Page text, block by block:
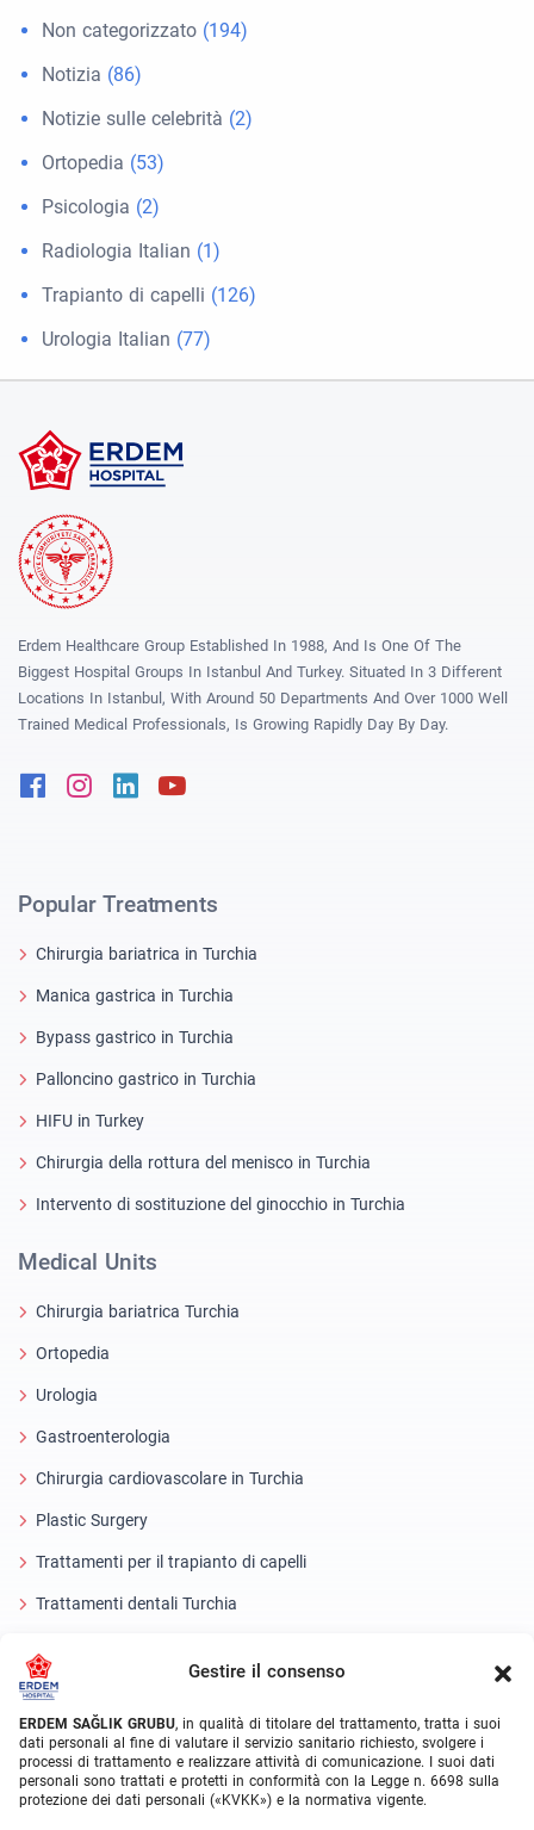
Gestire il consenso
ERDEM SAĞLIK GRUBU, in qualità di titolare del trattamento, tratta i suoi
dati personali al fine di valutare il servizio sanitario richiesto, svolgere i
processi di trattamento e realizzare attività di comunicazione. I suoi dati
personali sono trattati e protetti in conformità con la Legge n. 6698 sulla
protezione dei dati personali («KVKK») e la normativa vigente.
Non categorizzato (194)
Notizia (86)
Notizie sulle celebrità (2)
Ortopedia (53)
Psicologia (2)
Radiologia Italian (1)
Trapianto di capelli (126)
Urologia Italian (77)
Erdem Healthcare Group Established In 1988, And Is One Of The
Biggest Hospital Groups In Istanbul And Turkey. Situated In 3 Different
Locations In Istanbul, With Around 50 Departments And Over 1000 Well
Trained Medical Professionals, Is Growing Rapidly Day By Day.
FacebookInstagram
Linkedin
Popular Treatments
Chirurgia bariatrica in Turchia
Manica gastrica in Turchia
Bypass gastrico in Turchia
Palloncino gastrico in Turchia
HIFU in Turkey
Chirurgia della rottura del menisco in Turchia
Intervento di sostituzione del ginocchio in Turchia
Medical Units
Chirurgia bariatrica Turchia
Ortopedia
Urologia
Gastroenterologia
Chirurgia cardiovascolare in Turchia
Plastic Surgery
Trattamenti per il trapianto di capelli
Trattamenti dentali Turchia
About Erdem
Chi siamo
Unità mediche